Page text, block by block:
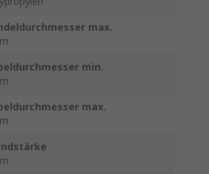
max.
min.
max.